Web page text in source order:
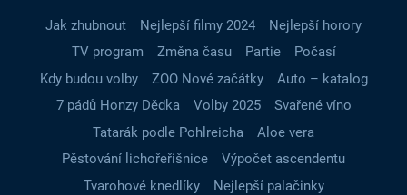
Jak zhubnout Nejlepší filmy 2024
Nejlepší horory
TV program
Změna času Partie
Počasí
Kdy budou volby
ZOO Nové začátky
Auto – katalog
7 pádů Honzy Dědka
Volby 2025
Svařené víno
Tatarák podle Pohlreicha
Aloe vera
Pěstování lichořeřišnice
Výpočet ascendentu
Tvarohové knedlíky
Nejlepší palačinky